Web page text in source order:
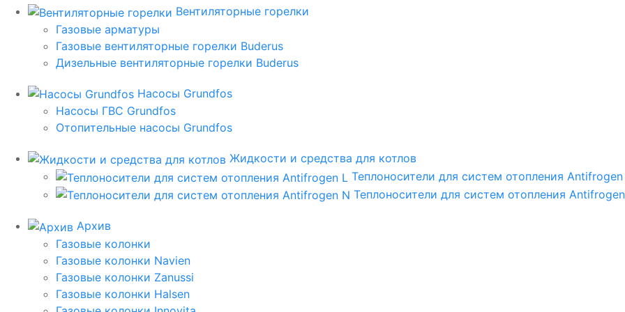
Вентиляторные горелки
Газовые арматуры
Газовые вентиляторные горелки Buderus
Дизельные вентиляторные горелки Buderus
Насосы Grundfos
Насосы ГВС Grundfos
Отопительные насосы Grundfos
Жидкости и средства для котлов
Теплоносители для систем отопления
Теплоносители для систем отопления
Архив
Газовые колонки
Газовые колонки Navien
Газовые колонки Zanussi
Газовые колонки Halsen